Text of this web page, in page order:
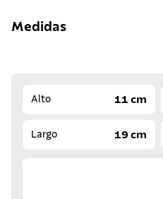
Medidas
Alto 11 cm
Largo 19 cm